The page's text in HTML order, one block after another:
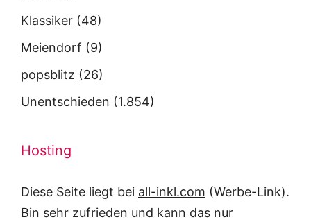
Klassiker (48)
Meiendorf (9)
popsblitz (26)
Unentschieden (1.854)
Hosting
Diese Seite liegt bei all-inkl.com (Werbe-Link).
Bin sehr zufrieden und kann das nur